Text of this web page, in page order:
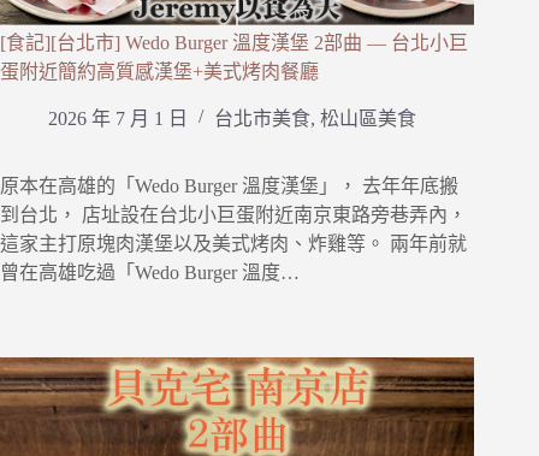
[食記][台北市] Wedo Burger 溫度漢堡 2部曲 — 台北小巨
蛋附近簡約高質感漢堡+美式烤肉餐廳
2026 年 7 月 1 日 台北市美食, 松山區美食
原本在高雄的「Wedo Burger 溫度漢堡」， 去年年底搬
到台北， 店址設在台北小巨蛋附近南京東路旁巷弄內，
這家主打原塊肉漢堡以及美式烤肉、炸雞等。 兩年前就
曾在高雄吃過「Wedo Burger 溫度…